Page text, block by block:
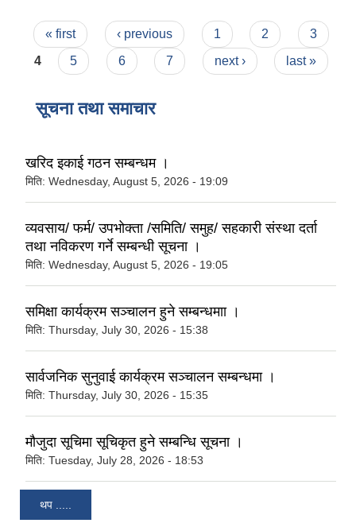
Pages
« first ‹ previous 1 2
3
4
5 6 7 next › last »
सूचना तथा समाचार
खरिद इकाई गठन सम्बन्धम ।
मिति: Wednesday, August 5, 2026 - 19:09
व्यवसाय/ फर्म/ उपभोक्ता /समिति/ समुह/ सहकारी संस्था दर्ता
तथा नविकरण गर्ने सम्बन्धी सूचना ।
मिति: Wednesday, August 5, 2026 - 19:05
समिक्षा कार्यक्रम सञ्चालन हुने सम्बन्धमाा ।
मिति: Thursday, July 30, 2026 - 15:38
सार्वजनिक सुनुवाई कार्यक्रम सञ्चालन सम्बन्धमा ।
मिति: Thursday, July 30, 2026 - 15:35
मौजुदा सूचिमा सूचिकृत हुने सम्बन्धि सूचना ।
मिति: Tuesday, July 28, 2026 - 18:53
थप .....